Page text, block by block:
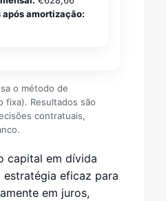
amortização:
o método de
fixa). Resultados são
contratuais,
capital em dívida
estratégia eficaz para
em juros,